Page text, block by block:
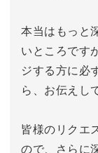
本当はもっと
いところです
ジする方に必
ら、お伝えし
皆様のリクエ
ので、さらに